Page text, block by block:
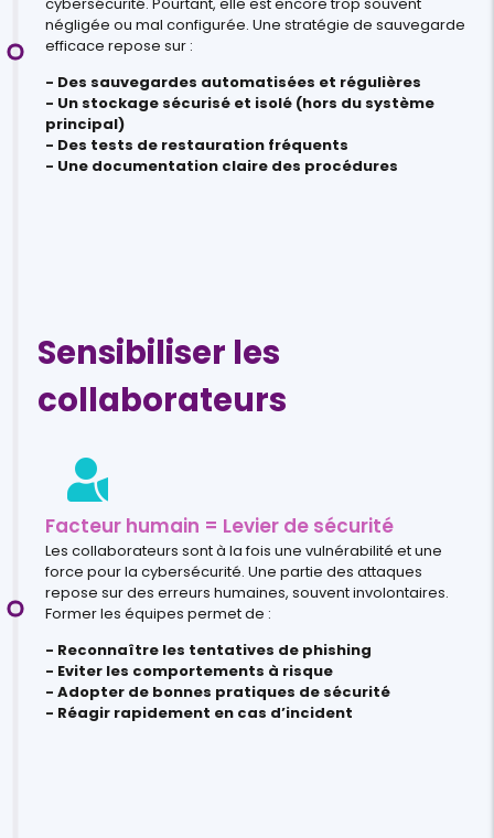
négligée ou mal configurée. Une stratégie de sauvegarde
efficace repose sur :
- Des sauvegardes automatisées et régulières
- Un stockage sécurisé et isolé (hors du système
principal)
- Des tests de restauration fréquents
- Une documentation claire des procédures
Sensibiliser les
collaborateurs
Facteur humain = Levier de sécurité
Les collaborateurs sont à la fois une vulnérabilité et une
force pour la cybersécurité. Une partie des attaques
repose sur des erreurs humaines, souvent involontaires.
Former les équipes permet de :
- Reconnaître les tentatives de phishing
- Eviter les comportements à risque
- Adopter de bonnes pratiques de sécurité
- Réagir rapidement en cas d’incident